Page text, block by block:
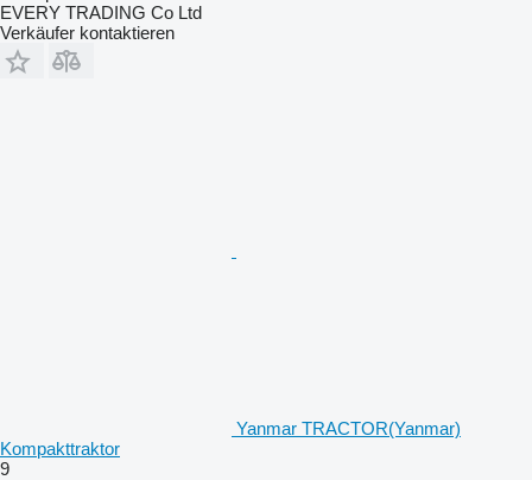
EVERY TRADING Co Ltd
Verkäufer kontaktieren
Yanmar TRACTOR(Yanmar)
Kompakttraktor
9